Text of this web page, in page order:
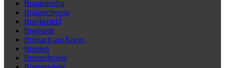
Braunsbedra
Braunschweig
Breckerfeld
Bredstedt
Breisach am Rhein
Bremen
Bremerhaven